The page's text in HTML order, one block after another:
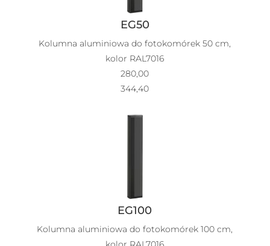
EG50
Kolumna aluminiowa do fotokomórek 50 cm,
kolor RAL7016
280,00
344,40
EG100
Kolumna aluminiowa do fotokomórek 100 cm,